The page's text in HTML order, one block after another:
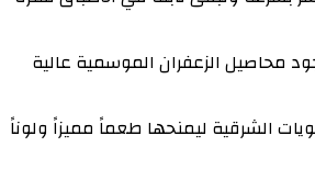
محاصيل الزعفران الموسمية عالية
الشرقية ليمنحها طعماً مميزاً ولوناً